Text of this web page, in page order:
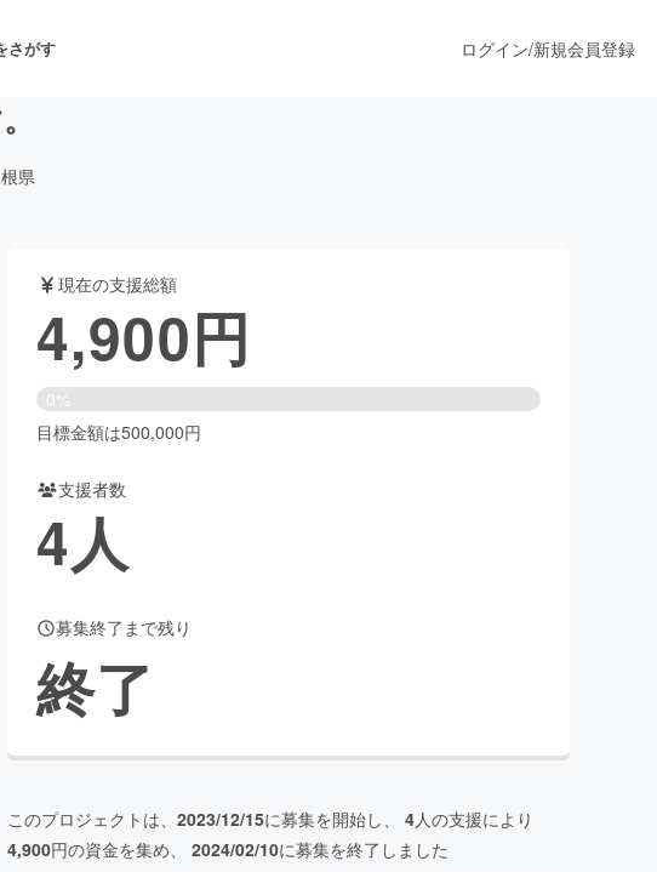
さがす
ォーマンス
ー・ヘルスケア
ログイン/新規会員登録
県
現在の支援総額
4,900円
0%
目標金額は500,000円
支援者数
4人
募集終了まで残り
終了
このプロジェクトは、 2023/12/15に募集を開始し、 4人の支援により
4,900円の資金を集め、 2024/02/10に募集を終了しました